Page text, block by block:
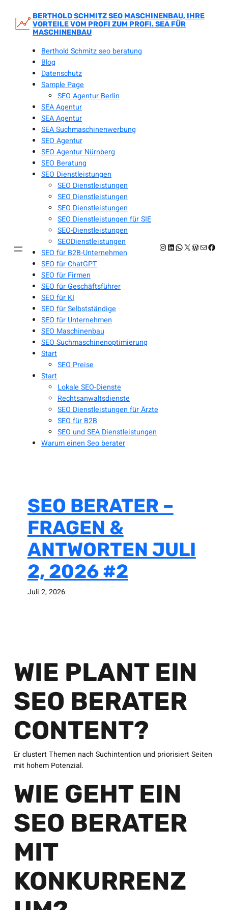
Inhalt
springen
BERTHOLD SCHMITZ SEO MASCHINENBAU, IHRE
VORTEILE VOM PROFI ZUM PROFI. SEA FÜR
MASCHINENBAU
Berthold Schmitz seo beratung
Blog
Datenschutz
Sample Page
SEO Agentur Berlin
SEA Agentur
SEA Agentur
SEA Suchmaschinenwerbung
SEO Agentur
SEO Agentur Nürnberg
SEO Beratung
SEO Dienstleistungen
SEO Dienstleistungen
SEO Dienstleistungen
SEO Dienstleistungen
SEO Dienstleistungen für SIE
SEO-Dienstleistungen
SEODienstleistungen
SEO für B2B-Unternehmen
SEO für ChatGPT
SEO für Firmen
SEO für Geschäftsführer
SEO für KI
SEO für Selbstständige
SEO für Unternehmen
SEO Maschinenbau
SEO Suchmaschinenoptimierung
Start
SEO Preise
Start
Lokale SEO-Dienste
Rechtsanwaltsdienste
SEO Dienstleistungen für Ärzte
SEO für B2B
SEO und SEA Dienstleistungen
Warum einen Seo berater
Instagram
LinkedIn
WhatsApp
X E-Mail
SEO BERATER –
FRAGEN &
ANTWORTEN JULI
2, 2026 #2
Juli 2, 2026
WIE PLANT EIN
SEO BERATER
CONTENT?
Er clustert Themen nach Suchintention und priorisiert Seiten
mit hohem Potenzial.
WIE GEHT EIN
SEO BERATER
MIT
KONKURRENZ